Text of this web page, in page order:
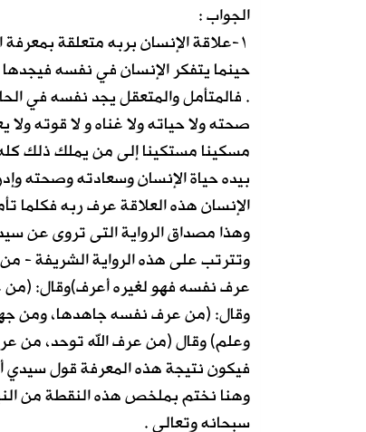
الجواب :
١-علاقة الإنسان بربه متعلقة بمعرفة الإنسان لنفسه :
حينما يتفكر الإنسان في نفسه
. فالمتأمل والمتعقل يجد نفسه في
صحته ولا حياته ولا غناه و لا قوته
مسكينا مستكينا إلى من يملك ذلك
بيده حياة الإنسان وسعادته وصحته
الإنسان هذه العلاقة عرف ربه فكلما
وهذا مصداق الرواية التى تروى عن
وتترتب على هذه الرواية الشريفة -
عرف نفسه فهو لغيره أعرف)وقال:
وقال: (من عرف نفسه جاهدها، ومن
وعلم) وقال (من عرف الله توحد، من
فيكون نتيجة هذه المعرفة قول سيدي
وهنا نختم بملخص هذه النقطة من
سبحانه وتعالى .